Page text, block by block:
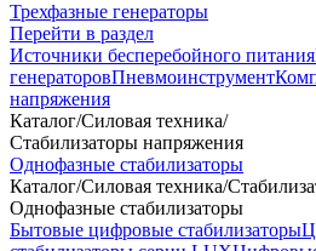
Трехфазные генераторы
Перейти в раздел
Источники бесперебойного питания
генераторовПневмоинструмент
напряжения
Каталог/Силовая техника/
Стабилизаторы напряжения
Однофазные стабилизаторы
Каталог/Силовая техника/
Однофазные стабилизаторы
Бытовые цифровые стабилизаторы